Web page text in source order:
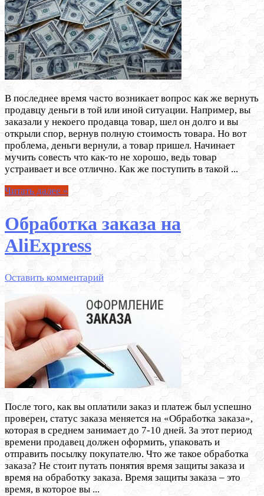
В последнее время часто возникает вопрос как же вернуть
продавцу деньги в той или иной ситуации. Например, вы
заказали у некоего продавца товар, шел он долго и вы
открыли спор, вернув полную стоимость товара. Но вот
проблема, деньги вернули, а товар пришел. Начинает
мучить совесть что как-то не хорошо, ведь товар
устраивает и все отлично. Как же поступить в такой ...
Читать далее »
Обработка заказа на
AliExpress
Оставить комментарий
После того, как вы оплатили заказ и платеж был успешно
проверен, статус заказа меняется на «Обработка заказа»,
которая в среднем занимает до 7-10 дней. За этот период
времени продавец должен оформить, упаковать и
отправить посылку покупателю. Что же такое обработка
заказа? Не стоит путать понятия время защиты заказа и
время на обработку заказа. Время защиты заказа – это
время, в которое вы ...